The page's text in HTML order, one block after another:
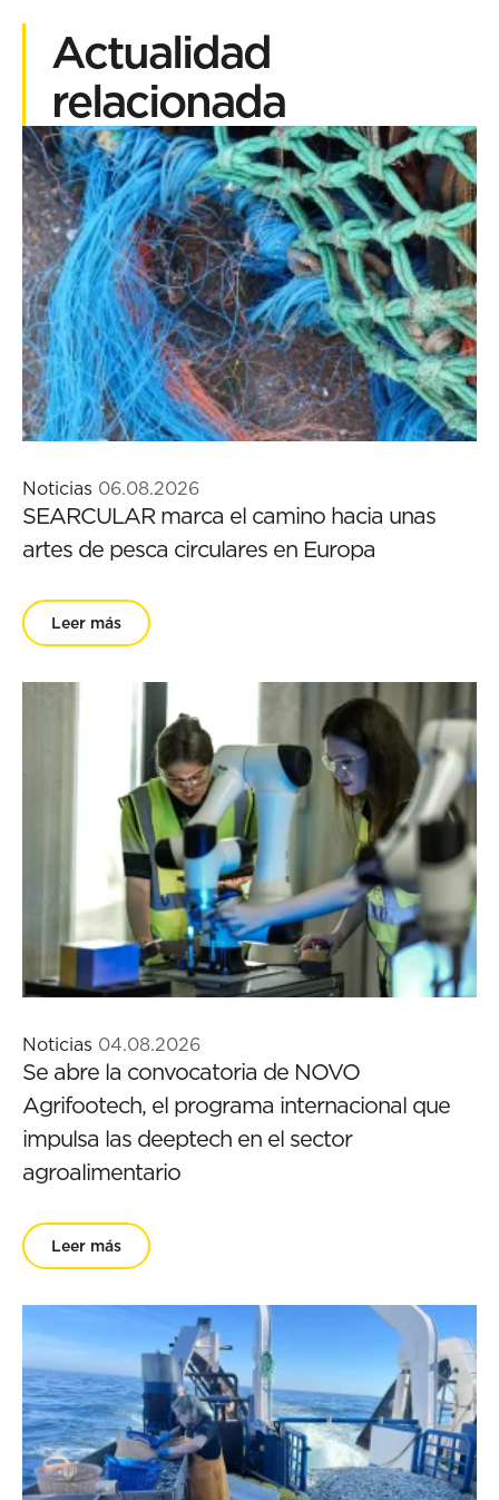
Actualidad
relacionada
Noticias 06.08.2026
SEARCULAR marca el camino hacia unas
artes de pesca circulares en Europa
Leer más
Noticias 04.08.2026
Se abre la convocatoria de NOVO
Agrifootech, el programa internacional que
impulsa las deeptech en el sector
agroalimentario
Leer más